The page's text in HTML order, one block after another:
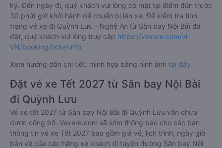
ký. Đến ngày đi, quý khách vui lòng có mặt tại điểm đón trước
30 phút giờ khởi hành để chuẩn bị lên xe. Để kiểm tra tình
trạng vé xe đi Quỳnh Lưu - Nghệ An từ Sân bay Nội Bài đã
đặt, quý khách vui lòng truy cập https://vexere.com/vi-
VN/booking/ticketinfo
Xem hướng dẫn chi tiết, minh họa bằng hình ảnh tại đây.
Đặt vé xe Tết 2027 từ Sân bay Nội Bài
đi Quỳnh Lưu
Vé xe tết 2027 từ Sân bay Nội Bài đi Quỳnh Lưu vẫn chưa
được công bố. Vexere.com sẽ sớm thông báo cho các bạn
thông tin vé xe Tết 2027 bao gồm giá vé, lịch trình, ngày giờ
bán vé của các hãng xe khách đi tuyến đường Sân bay Nội